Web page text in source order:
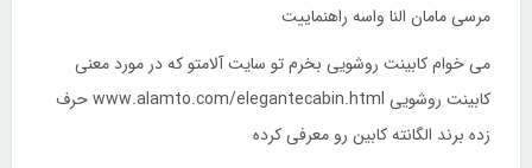
مرسی مامان النا واسه راهنماییت
می خوام کابینت روشویی بخرم تو سایت آلامتو که در مورد معنی
کابینت روشویی www.alamto.com/elegantecabin.htmlحرف
زده برند الگانته کابین رو معرفی کرده